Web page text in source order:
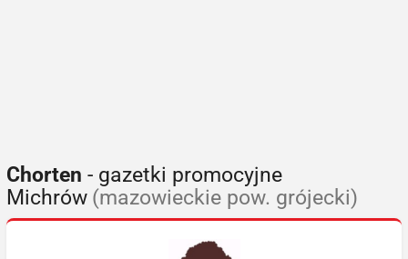
Chorten - gazetki promocyjne
Michrów (mazowieckie pow. grójecki)